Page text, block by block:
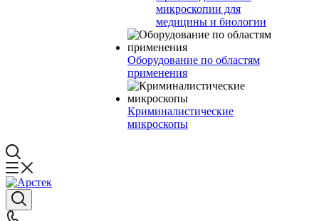
микроскопии для
медицины и биологии
Оборудование по областям
применения
Криминалистические
микроскопы